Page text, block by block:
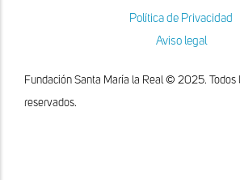
Política de Privacidad
Aviso legal
Fundación Santa María la Real © 2025. Todos
reservados.